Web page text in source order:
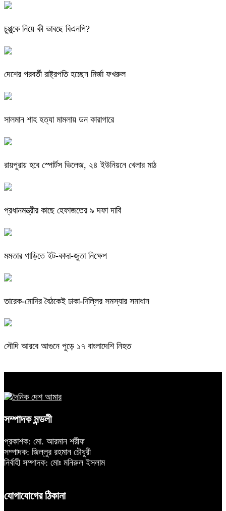
চুপ্পুকে নিয়ে কী ভাবছে বিএনপি?
দেশের পরবর্তী রাষ্ট্রপতি হচ্ছেন মির্জা ফখরুল
সালমান শাহ হত্যা মামলায় ডন কারাগারে
রায়পুরায় হবে স্পোর্টস ভিলেজ, ২৪ ইউনিয়নে খেলার মাঠ
প্রধানমন্ত্রীর কাছে হেফাজতের ৯ দফা দাবি
মমতার গাড়িতে ইট-কাদা-জুতা নিক্ষেপ
তারেক-মোদির বৈঠকেই ঢাকা-দিল্লির সমস্যার সমাধান
সৌদি আরবে আগুনে পুড়ে ১৭ বাংলাদেশি নিহত
সম্পাদক মন্ডলী
প্রকাশক: মো. আরমান শরীফ
সম্পাদক: জিল্লুর রহমান চৌধুরী
নির্বাহী সম্পাদক: মোঃ মনিরুল ইসলাম
যোগাযোগের ঠিকানা